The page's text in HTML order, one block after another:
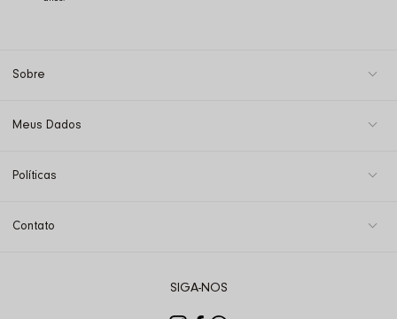
Sobre
Meus Dados
Políticas
Contato
SIGA-NOS